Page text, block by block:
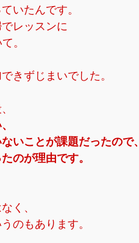
いたんです。
レッスンに
。
きずじまいでした。
いことが課題だったので、
のが理由です。
く、
のもあります。